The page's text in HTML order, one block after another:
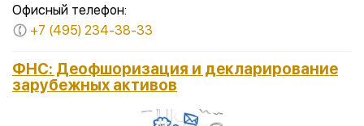
Офисный телефон:
+7 (495) 234-38-33
ФНС: Деофшоризация и декларирование
зарубежных активов